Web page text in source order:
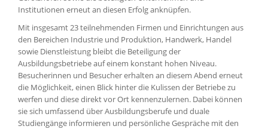
Institutionen erneut an diesen Erfolg anknüpfen.
Mit insgesamt 23 teilnehmenden Firmen und Einrichtungen aus
den Bereichen Industrie und Produktion, Handwerk, Handel
sowie Dienstleistung bleibt die Beteiligung der
Ausbildungsbetriebe auf einem konstant hohen Niveau.
Besucherinnen und Besucher erhalten an diesem Abend erneut
die Möglichkeit, einen Blick hinter die Kulissen der Betriebe zu
werfen und diese direkt vor Ort kennenzulernen. Dabei können
sie sich umfassend über Ausbildungsberufe und duale
Studiengänge informieren und persönliche Gespräche mit den